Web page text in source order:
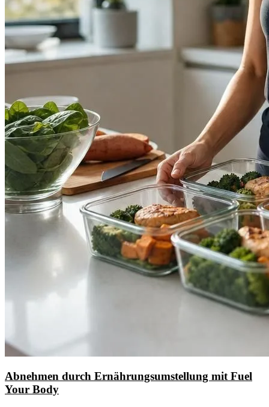
Abnehmen durch Ernährungsumstellung mit Fuel
Your Body